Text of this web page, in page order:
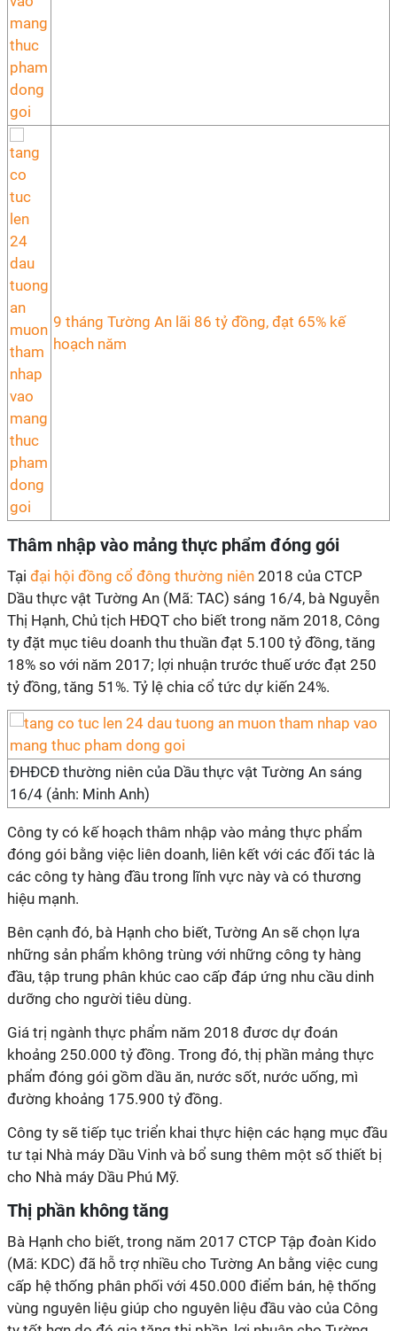
9 tháng Tường An lãi 86 tỷ đồng, đạt 65% kế
hoạch năm
Thâm nhập vào mảng thực phẩm đóng gói
Tại đại hội đồng cổ đông thường niên 2018 của CTCP
Dầu thực vật Tường An (Mã: TAC) sáng 16/4, bà Nguyễn
Thị Hạnh, Chủ tịch HĐQT cho biết trong năm 2018, Công
ty đặt mục tiêu doanh thu thuần đạt 5.100 tỷ đồng, tăng
18% so với năm 2017; lợi nhuận trước thuế ước đạt 250
tỷ đồng, tăng 51%. Tỷ lệ chia cổ tức dự kiến 24%.
ĐHĐCĐ thường niên của Dầu thực vật Tường An sáng
16/4 (ảnh: Minh Anh)
Công ty có kế hoạch thâm nhập vào mảng thực phẩm
đóng gói bằng việc liên doanh, liên kết với các đối tác là
các công ty hàng đầu trong lĩnh vực này và có thương
hiệu mạnh.
Bên cạnh đó, bà Hạnh cho biết, Tường An sẽ chọn lựa
những sản phẩm không trùng với những công ty hàng
đầu, tập trung phân khúc cao cấp đáp ứng nhu cầu dinh
dưỡng cho người tiêu dùng.
Giá trị ngành thực phẩm năm 2018 đươc dự đoán
khoảng 250.000 tỷ đồng. Trong đó, thị phần mảng thực
phẩm đóng gói gồm dầu ăn, nước sốt, nước uống, mì
đường khoảng 175.900 tỷ đồng.
Công ty sẽ tiếp tục triển khai thực hiện các hạng mục đầu
tư tại Nhà máy Dầu Vinh và bổ sung thêm một số thiết bị
cho Nhà máy Dầu Phú Mỹ.
Thị phần không tăng
Bà Hạnh cho biết, trong năm 2017 CTCP Tập đoàn Kido
(Mã: KDC) đã hỗ trợ nhiều cho Tường An bằng việc cung
cấp hệ thống phân phối với 450.000 điểm bán, hệ thống
vùng nguyên liệu giúp cho nguyên liệu đầu vào của Công